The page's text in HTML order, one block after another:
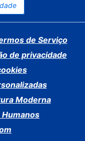
de Serviço
de privacidade
Moderna